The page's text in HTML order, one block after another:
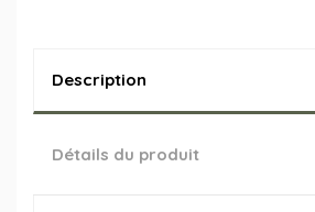
Description
Détails du produit